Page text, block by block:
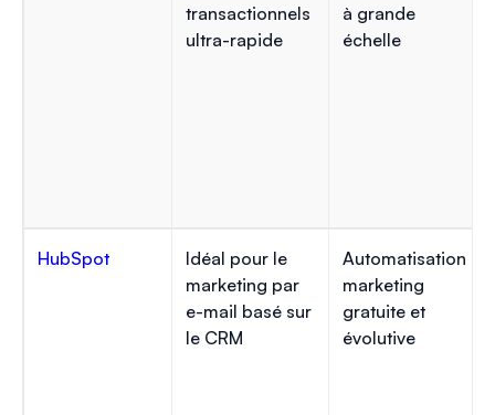
transactionnels
ultra-rapide
à grande
échelle
HubSpot
Idéal pour le
marketing par
e-mail basé sur
le CRM
Automatisation
marketing
gratuite et
évolutive